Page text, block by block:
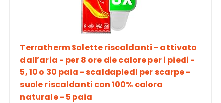
Terratherm Solette riscaldanti - attivato
dall’aria - per 8 ore die calore per i piedi -
5, 10 o 30 paia - scaldapiedi per scarpe -
suole riscaldanti con 100% calora
naturale - 5 paia